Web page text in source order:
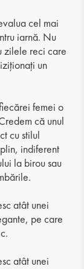
cel mai
iarnă. Nu
zilele reci care
un
femei o
că unul
cu stilul
indiferent
la birou sau
atât unei
pe care
atât unei